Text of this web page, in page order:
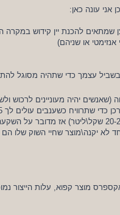
אני עונה כאן:
שמתאים להכנת יין קידוש במקרה
עצמך כדי שתהיה מסוגל
יהיה מעוניינים לרכוש
לא יקנה\מוצר שחיי השוק שלו
מוצר קפוא, עלות הייצור